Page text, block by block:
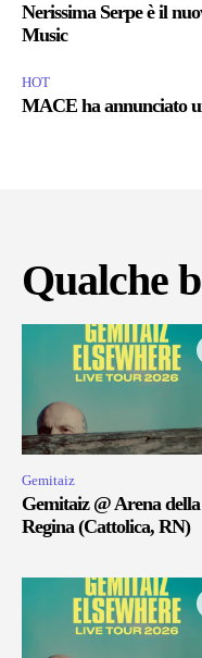
Nerissima Serpe è il
Music
HOT
MACE ha annunciato
Qualche
Gemitaiz
Gemitaiz @ Arena della
Regina (Cattolica, RN)